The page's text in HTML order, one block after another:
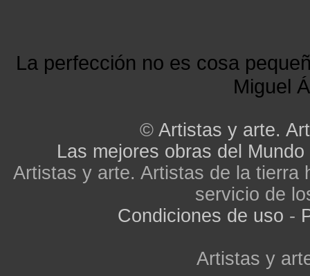
La perfección no es cosa
Miguel
© Artistas y arte.
Las mejores obras del Mundo
Artistas y arte. Artistas de la tierra
servicio de
Condiciones de uso -
Artistas y